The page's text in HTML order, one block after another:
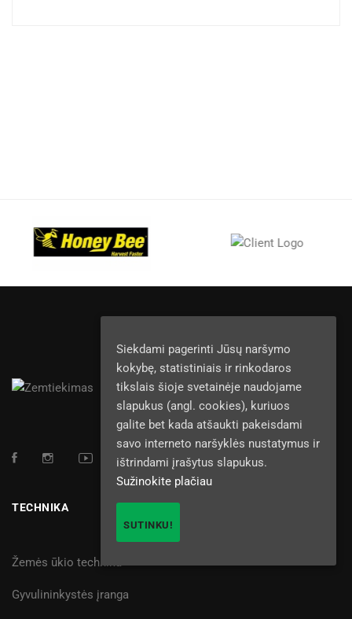
TECHNIKA
Žemės ūkio technika
Gyvulininkystės įranga
Siekdami pagerinti Jūsų naršymo
kokybę, statistiniais ir rinkodaros
tikslais šioje svetainėje naudojame
slapukus (angl. cookies), kuriuos
galite bet kada atšaukti pakeisdami
savo interneto naršyklės nustatymus ir
ištrindami įrašytus slapukus.
Sužinokite plačiau
SUTINKU!